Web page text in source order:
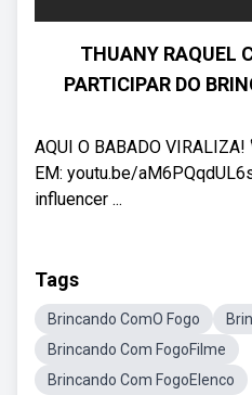
THUANY RAQUEL
PARTICIPAR DO
AQUI O BABADO
EM: youtu.be/
influencer ...
Tags
Brincando ComO Fogo
Brincando Com FogoFilme
Brincando Com FogoElenco